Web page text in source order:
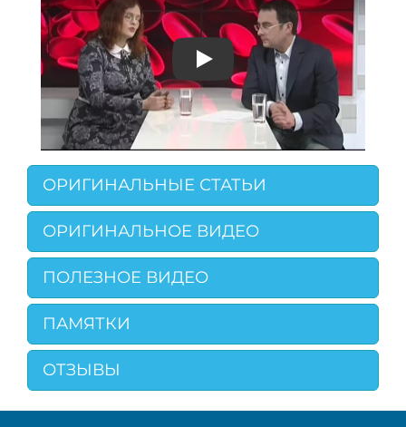
ОРИГИНАЛЬНЫЕ СТАТЬИ
ОРИГИНАЛЬНОЕ ВИДЕО
ПОЛЕЗНОЕ ВИДЕО
ПАМЯТКИ
ОТЗЫВЫ